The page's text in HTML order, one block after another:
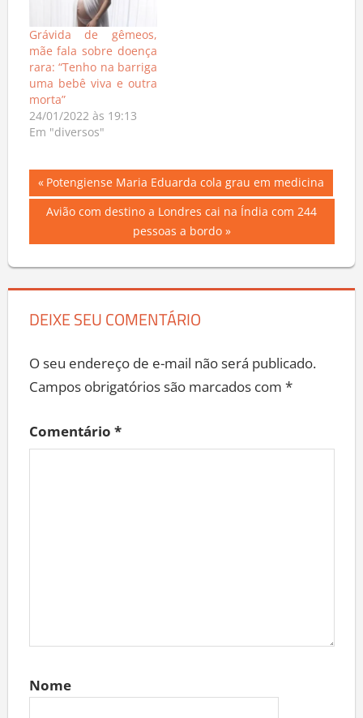
Grávida de gêmeos,
mãe fala sobre doença
rara: “Tenho na barriga
uma bebê viva e outra
morta”
24/01/2022 às 19:13
Em "diversos"
Navegação
de
Post
Previous
Post:
Potengiense Maria Eduarda cola grau em medicina
Next
Avião com destino a Londres cai na Índia com 244
pessoas a bordo
DEIXE SEU COMENTÁRIO
O seu endereço de e-mail não será publicado.
Campos obrigatórios são marcados com *
Comentário *
Nome